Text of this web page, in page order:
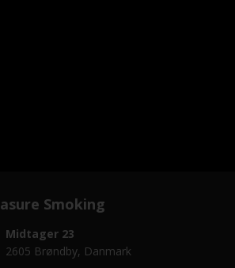
Smoking
Midtager 23
2605 Brøndby, Danmark